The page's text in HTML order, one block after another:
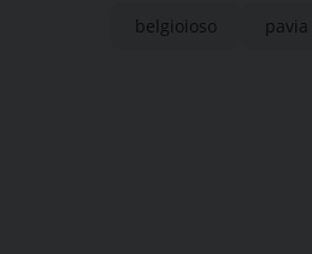
belgioioso pavia